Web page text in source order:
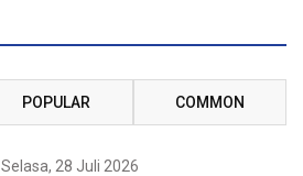
POPULAR COMMON
Selasa, 28 Juli 2026